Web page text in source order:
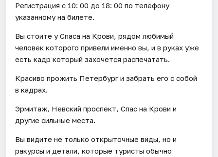
Регистрация с 10: 00 до 18: 00 по телефону
указанному на билете.
Вы стоите у Спаса на Крови, рядом любимый
человек которого привели именно вы, и в руках уже
есть кадр который захочется распечатать.
Красиво прожить Петербург и забрать его с собой
в кадрах.
Эрмитаж, Невский проспект, Спас на Крови и
другие сильные места.
Вы видите не только открыточные виды, но и
ракурсы и детали, которые туристы обычно